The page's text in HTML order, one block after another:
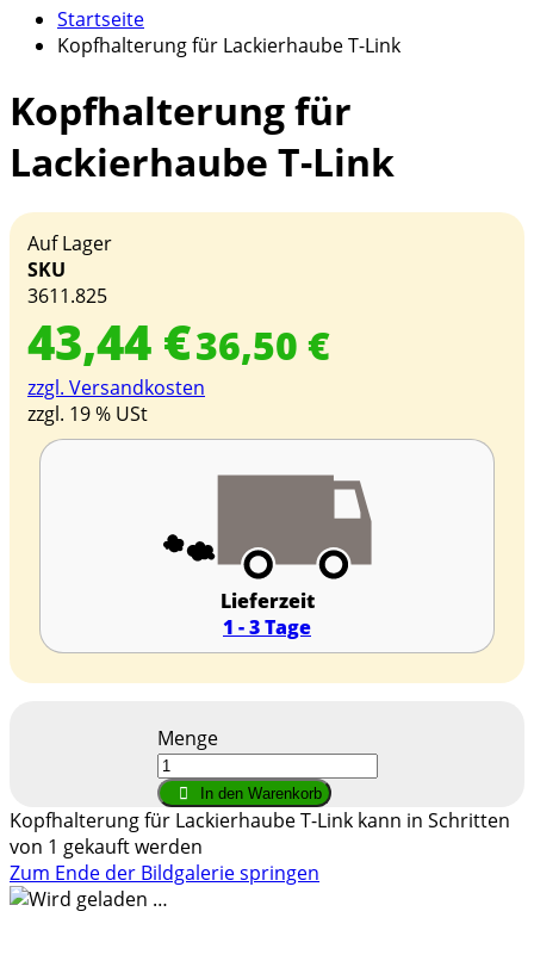
Startseite
Kopfhalterung für Lackierhaube T-Link
Kopfhalterung für
Lackierhaube T-Link
Auf Lager
SKU
3611.825
43,44 €36,50 €
zzgl. Versandkosten
zzgl. 19 % USt
Lieferzeit
1 - 3 Tage
Menge
In den Warenkorb
Kopfhalterung für Lackierhaube T-Link kann in Schritten
von 1 gekauft werden
Zum Ende der Bildgalerie springen